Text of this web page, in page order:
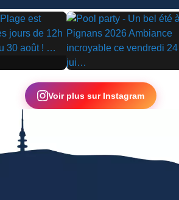
▶
Voir plus sur Instagram